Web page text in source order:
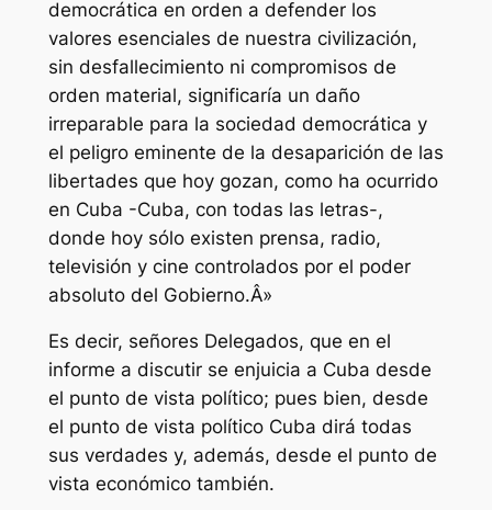
democrática en orden a defender los
valores esenciales de nuestra civilización,
sin desfallecimiento ni compromisos de
orden material, significaría un daño
irreparable para la sociedad democrática y
el peligro eminente de la desaparición de las
libertades que hoy gozan, como ha ocurrido
en Cuba -Cuba, con todas las letras-,
donde hoy sólo existen prensa, radio,
televisión y cine controlados por el poder
absoluto del Gobierno.Â»
Es decir, señores Delegados, que en el
informe a discutir se enjuicia a Cuba desde
el punto de vista político; pues bien, desde
el punto de vista político Cuba dirá todas
sus verdades y, además, desde el punto de
vista económico también.